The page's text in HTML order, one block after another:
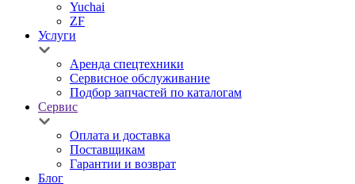
Yuchai
ZF
Услуги
Аренда спецтехники
Сервисное обслуживание
Подбор запчастей по каталогам
Сервис
Оплата и доставка
Поставщикам
Гарантии и возврат
Блог